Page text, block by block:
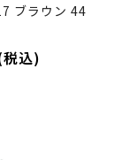
ブラウン 44
込)